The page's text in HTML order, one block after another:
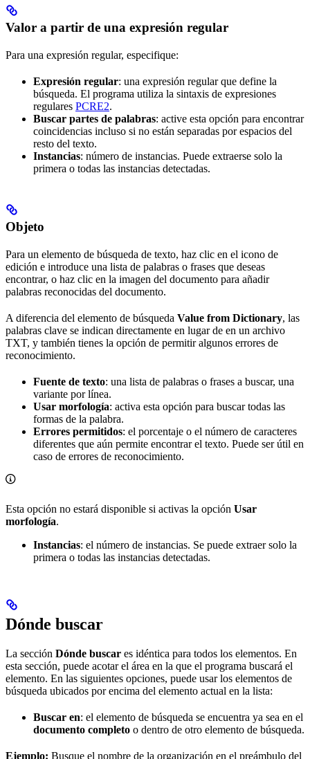
Valor a partir de una expresión regular
Para una expresión regular, especifique:
Expresión regular: una expresión regular que define la
búsqueda. El programa utiliza la sintaxis de expresiones
regulares PCRE2.
Buscar partes de palabras: active esta opción para encontrar
coincidencias incluso si no están separadas por espacios del
resto del texto.
Instancias: número de instancias. Puede extraerse solo la
primera o todas las instancias detectadas.
Objeto
Para un elemento de búsqueda de texto, haz clic en el icono de
edición e introduce una lista de palabras o frases que deseas
encontrar, o haz clic en la imagen del documento para añadir
palabras reconocidas del documento.
A diferencia del elemento de búsqueda Value from Dictionary, las
palabras clave se indican directamente en lugar de en un archivo
TXT, y también tienes la opción de permitir algunos errores de
reconocimiento.
Fuente de texto: una lista de palabras o frases a buscar, una
variante por línea.
Usar morfología: activa esta opción para buscar todas las
formas de la palabra.
Errores permitidos: el porcentaje o el número de caracteres
diferentes que aún permite encontrar el texto. Puede ser útil en
caso de errores de reconocimiento.
Esta opción no estará disponible si activas la opción Usar
morfología.
Instancias: el número de instancias. Se puede extraer solo la
primera o todas las instancias detectadas.
Dónde buscar
La sección Dónde buscar es idéntica para todos los elementos. En
esta sección, puede acotar el área en la que el programa buscará el
elemento. En las siguientes opciones, puede usar los elementos de
búsqueda ubicados por encima del elemento actual en la lista:
Buscar en: el elemento de búsqueda se encuentra ya sea en el
documento completo o dentro de otro elemento de búsqueda.
Ejemplo: Busque el nombre de la organización en el preámbulo del